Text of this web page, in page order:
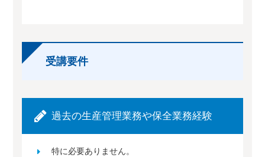
受講要件
過去の生産管理業務や保全業務経験
特に必要ありません。